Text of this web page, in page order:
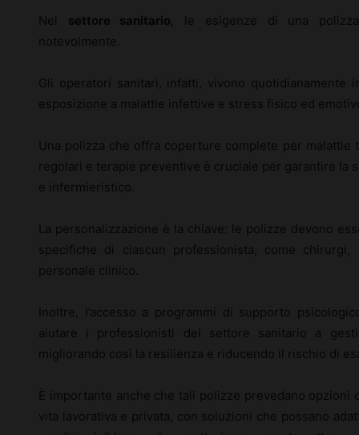
Nel settore sanitario , le esigenze di una
notevolmente.
Gli operatori sanitari, infatti, vivono
esposizione a malattie infettive e stress fisico ed
Una polizza che offra coperture complete per malattie
regolari e terapie preventive è cruciale per garantire la
e infermieristico.
La personalizzazione è la chiave: le polizze devono
specifiche di ciascun professionista, come
personale clinico.
Inoltre, l’accesso a programmi di supporto
aiutare i professionisti del settore sanitario a
migliorando così la resilienza e riducendo il rischio di
È importante anche che tali polizze prevedano
vita lavorativa e privata, con soluzioni che possano